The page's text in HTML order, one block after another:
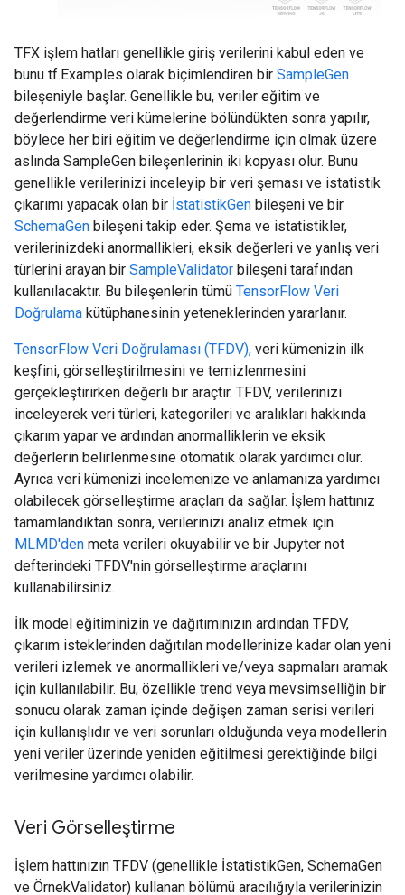
TFX işlem hatları genellikle giriş verilerini kabul eden ve
bunu tf.Examples olarak biçimlendiren bir SampleGen
bileşeniyle başlar. Genellikle bu, veriler eğitim ve
değerlendirme veri kümelerine bölündükten sonra yapılır,
böylece her biri eğitim ve değerlendirme için olmak üzere
aslında SampleGen bileşenlerinin iki kopyası olur. Bunu
genellikle verilerinizi inceleyip bir veri şeması ve istatistik
çıkarımı yapacak olan bir İstatistikGen bileşeni ve bir
SchemaGen bileşeni takip eder. Şema ve istatistikler,
verilerinizdeki anormallikleri, eksik değerleri ve yanlış veri
türlerini arayan bir SampleValidator bileşeni tarafından
kullanılacaktır. Bu bileşenlerin tümü TensorFlow Veri
Doğrulama kütüphanesinin yeteneklerinden yararlanır.
TensorFlow Veri Doğrulaması (TFDV), veri kümenizin ilk
keşfini, görselleştirilmesini ve temizlenmesini
gerçekleştirirken değerli bir araçtır. TFDV, verilerinizi
inceleyerek veri türleri, kategorileri ve aralıkları hakkında
çıkarım yapar ve ardından anormalliklerin ve eksik
değerlerin belirlenmesine otomatik olarak yardımcı olur.
Ayrıca veri kümenizi incelemenize ve anlamanıza yardımcı
olabilecek görselleştirme araçları da sağlar. İşlem hattınız
tamamlandıktan sonra, verilerinizi analiz etmek için
MLMD'den meta verileri okuyabilir ve bir Jupyter not
defterindeki TFDV'nin görselleştirme araçlarını
kullanabilirsiniz.
İlk model eğitiminizin ve dağıtımınızın ardından TFDV,
çıkarım isteklerinden dağıtılan modellerinize kadar olan yeni
verileri izlemek ve anormallikleri ve/veya sapmaları aramak
için kullanılabilir. Bu, özellikle trend veya mevsimselliğin bir
sonucu olarak zaman içinde değişen zaman serisi verileri
için kullanışlıdır ve veri sorunları olduğunda veya modellerin
yeni veriler üzerinde yeniden eğitilmesi gerektiğinde bilgi
verilmesine yardımcı olabilir.
Veri Görselleştirme
İşlem hattınızın TFDV (genellikle İstatistikGen, SchemaGen
ve ÖrnekValidator) kullanan bölümü aracılığıyla verilerinizin